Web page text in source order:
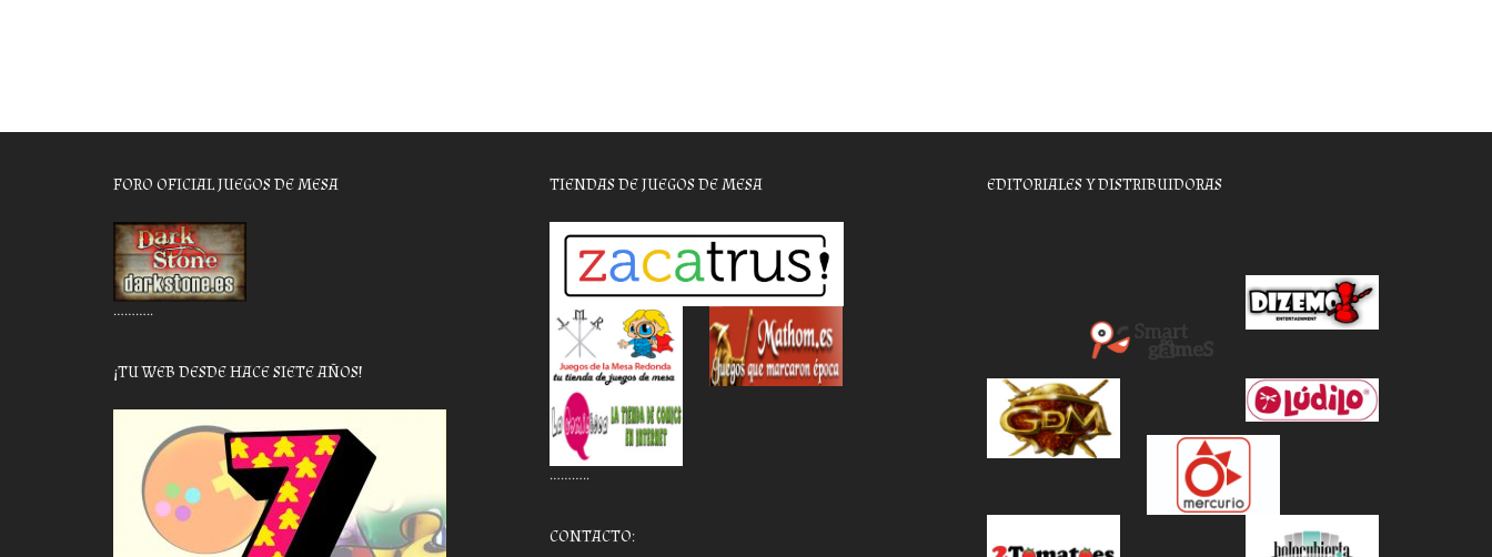
FORO OFICIAL JUEGOS DE MESA
………..
¡TU WEB DESDE HACE SIETE AÑOS!
TIENDAS DE JUEGOS DE MESA
………..
CONTACTO:
EDITORIALES Y DISTRIBUIDORAS